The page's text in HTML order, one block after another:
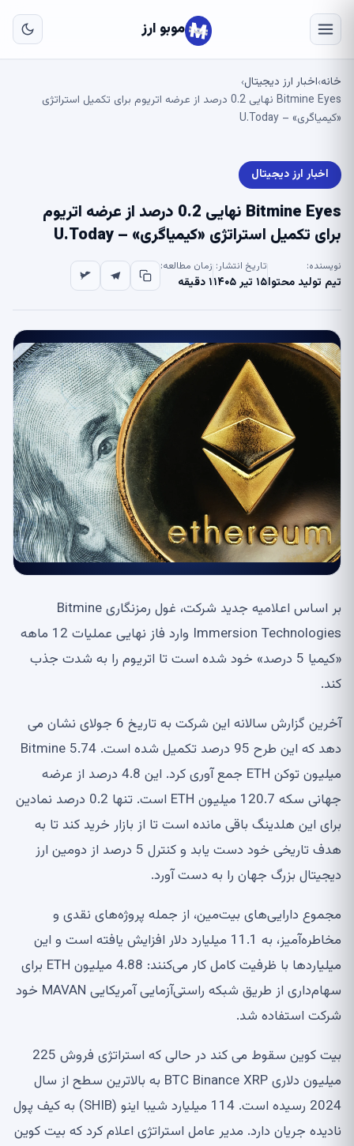
موبو ارز
خانه›اخبار ارز دیجیتال›
Bitmine Eyes نهایی 0.2 درصد از عرضه اتریوم برای تکمیل استراتژی
«کیمیاگری» – U.Today
اخبار ارز دیجیتال
Bitmine Eyes نهایی 0.2 درصد از عرضه اتریوم
برای تکمیل استراتژی «کیمیاگری» – U.Today
نویسنده:
تیم تولید محتوا
تاریخ انتشار:
۱۵ تیر ۱۴۰۵
زمان مطالعه:
۱ دقیقه
بر اساس اعلامیه جدید شرکت، غول رمزنگاری Bitmine
Immersion Technologies وارد فاز نهایی عملیات 12 ماهه
«کیمیا 5 درصد» خود شده است تا اتریوم را به شدت جذب
کند.
آخرین گزارش سالانه این شرکت به تاریخ 6 جولای نشان می
دهد که این طرح 95 درصد تکمیل شده است. Bitmine 5.74
میلیون توکن ETH جمع آوری کرد. این 4.8 درصد از عرضه
جهانی سکه 120.7 میلیون ETH است. تنها 0.2 درصد نمادین
برای این هلدینگ باقی مانده است تا از بازار خرید کند تا به
هدف تاریخی خود دست یابد و کنترل 5 درصد از دومین ارز
دیجیتال بزرگ جهان را به دست آورد.
مجموع دارایی‌های بیت‌مین، از جمله پروژه‌های نقدی و
مخاطره‌آمیز، به 11.1 میلیارد دلار افزایش یافته است و این
میلیاردها با ظرفیت کامل کار می‌کنند: 4.88 میلیون ETH برای
سهام‌داری از طریق شبکه راستی‌آزمایی آمریکایی MAVAN خود
شرکت استفاده شد.
بیت کوین سقوط می کند در حالی که استراتژی فروش 225
میلیون دلاری BTC Binance XRP به بالاترین سطح از سال
2024 رسیده است. 114 میلیارد شیبا اینو (SHIB) به کیف پول
نادیده جریان دارد. مدیر عامل استراتژی اعلام کرد که بیت کوین